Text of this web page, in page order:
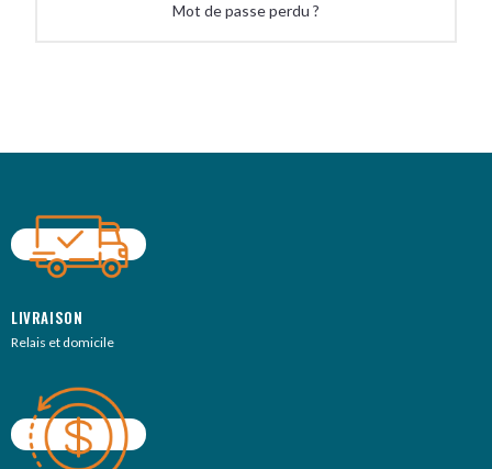
Mot de passe perdu ?
LIVRAISON
Relais et domicile